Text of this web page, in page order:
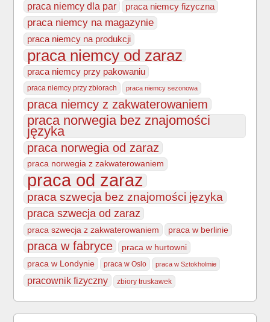
praca niemcy dla par praca niemcy fizyczna
praca niemcy na magazynie
praca niemcy na produkcji
praca niemcy od zaraz
praca niemcy przy pakowaniu
praca niemcy przy zbiorach praca niemcy sezonowa
praca niemcy z zakwaterowaniem
praca norwegia bez znajomości
języka
praca norwegia od zaraz
praca norwegia z zakwaterowaniem
praca od zaraz
praca szwecja bez znajomości języka
praca szwecja od zaraz
praca szwecja z zakwaterowaniem praca w berlinie
praca w fabryce
praca w hurtowni
praca w Londynie
praca w Oslo praca w Sztokholmie
pracownik fizyczny zbiory truskawek